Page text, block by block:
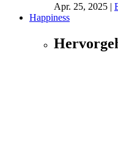
Apr. 25, 2025 |
Happiness